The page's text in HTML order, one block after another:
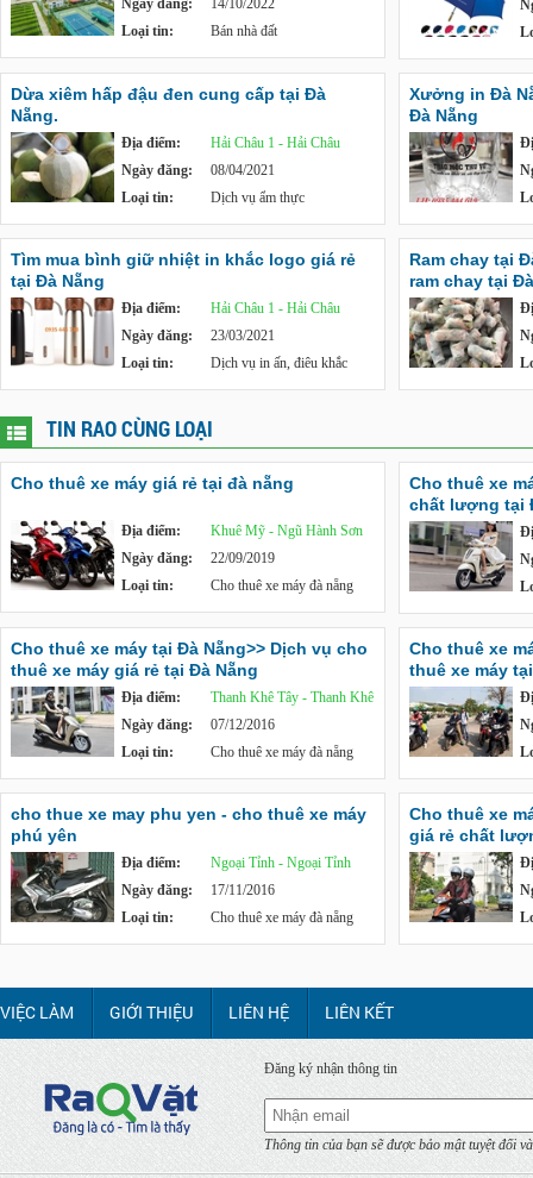
Ngày đăng:
14/10/2022
Loại tin:
Bán nhà đất
Dừa xiêm hấp đậu đen cung cấp tại Đà
Nẵng.
Địa điểm:
Hải Châu 1 - Hải Châu
Ngày đăng:
08/04/2021
Loại tin:
Dịch vụ ẩm thực
Xưởng in Đà
Đà Nẵng
Tìm mua bình giữ nhiệt in khắc logo giá rẻ
tại Đà Nẵng
Địa điểm:
Hải Châu 1 - Hải Châu
Ngày đăng:
23/03/2021
Loại tin:
Dịch vụ in ấn, điêu khắc
Ram chay tại
ram chay tại
TIN RAO CÙNG LOẠI
Cho thuê xe máy giá rẻ tại đà nẵng
Địa điểm:
Khuê Mỹ - Ngũ Hành Sơn
Ngày đăng:
22/09/2019
Loại tin:
Cho thuê xe máy đà nẵng
Cho thuê xe
chất lượng tại
Cho thuê xe máy tại Đà Nẵng>> Dịch vụ cho
thuê xe máy giá rẻ tại Đà Nẵng
Địa điểm:
Thanh Khê Tây - Thanh Khê
Ngày đăng:
07/12/2016
Loại tin:
Cho thuê xe máy đà nẵng
Cho thuê xe
thuê xe máy
cho thue xe may phu yen - cho thuê xe máy
phú yên
Địa điểm:
Ngoại Tỉnh - Ngoại Tỉnh
Ngày đăng:
17/11/2016
Loại tin:
Cho thuê xe máy đà nẵng
Cho thuê xe
giá rẻ chất
VIỆC LÀM GIỚI THIỆU LIÊN HỆ LIÊN KẾT
Đăng ký nhận thông tin
Thông tin của bạn sẽ được bảo mật tuyệt đối